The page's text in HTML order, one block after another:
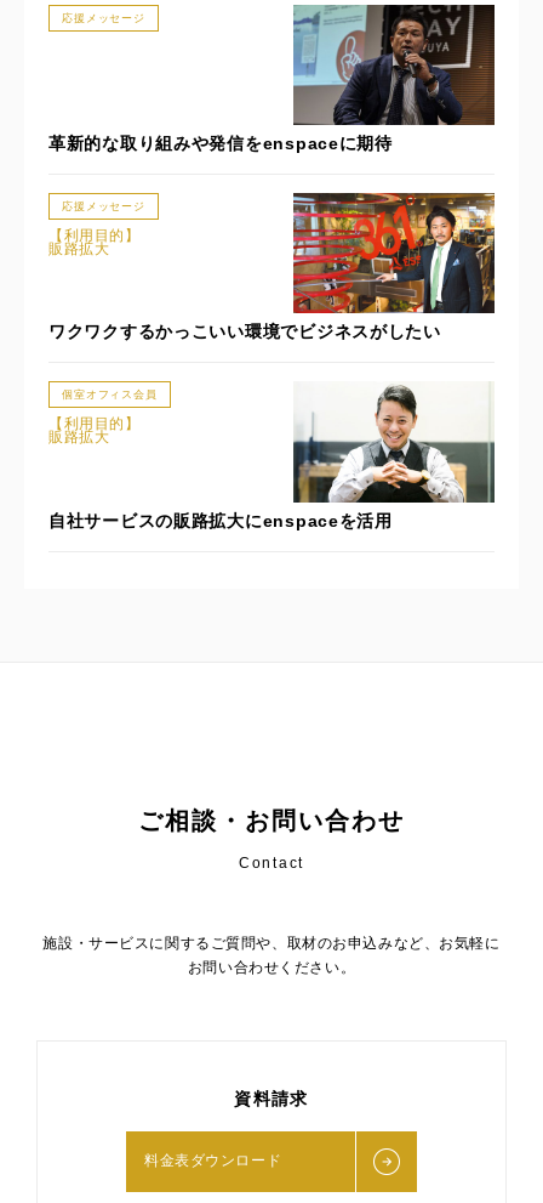
応援メッセージ
革新的な取り組みや発信をenspaceに期待
応援メッセージ
【利用目的】
販路拡大
ワクワクするかっこいい環境でビジネスがしたい
個室オフィス会員
【利用目的】
販路拡大
自社サービスの販路拡大にenspaceを活用
ご相談・お問い合わせ
Contact
施設・サービスに関するご質問や、取材のお申込みなど、お気軽に
お問い合わせください。
資料請求
料金表ダウンロード